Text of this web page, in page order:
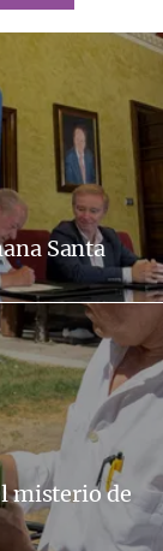
Santa
misterio de